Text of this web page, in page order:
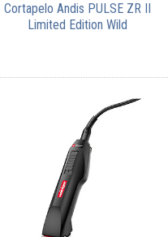
Cortapelo Andis PULSE ZR II
Limited Edition Wild